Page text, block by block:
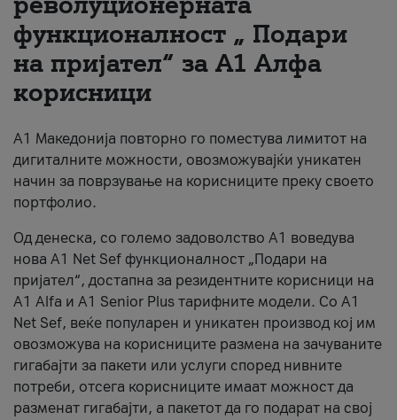
За нас
#ПодобарОнлајн
функционалност „ Подари
на пријател“ за А1 Алфа
корисници
А1 Македонија повторно го поместува лимитот на
дигиталните можности, овозможувајќи уникатен
начин за поврзување на корисниците преку своето
портфолио.
Од денеска, со големо задоволство А1 воведува
нова A1 Net Sef функционалност „Подари на
пријател“, достапна за резидентните корисници на
А1 Alfa и A1 Senior Plus тарифните модели. Со A1
Net Sef, веќе популарен и уникатен производ кој им
овозможува на корисниците размена на зачуваните
гигабајти за пакети или услуги според нивните
потреби, отсега корисниците имаат можност да
разменат гигабајти, а пакетот да го подарат на свој